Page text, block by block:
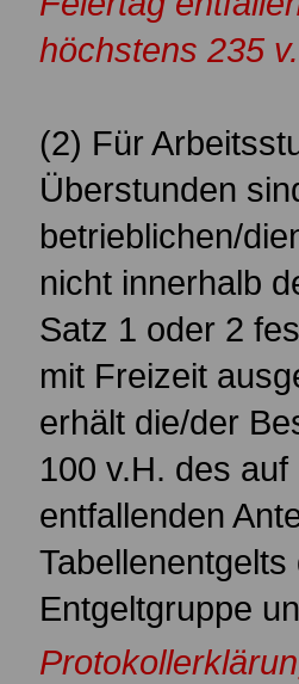
höchstens 235
(2) Für
Überstunden
betrieblichen/
nicht innerhalb
Satz 1 oder 2
mit Freizeit
erhält die/der
100 v.H. des
entfallenden
Entgeltgruppe